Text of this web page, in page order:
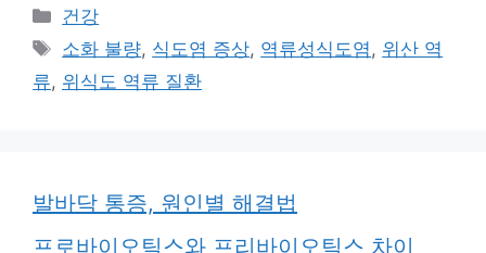
카
테
리
건강
태
그
소화 불량, 식도염 증상, 역류성식도염, 위산 역
류, 위식도 역류 질환
발바닥 통증, 원인별 해결법
프로바이오틱스와 프리바이오틱스 차이